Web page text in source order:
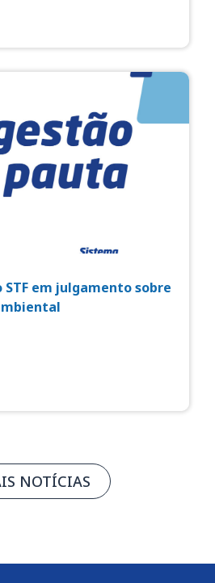
STF em julgamento sobre
NOTÍCIAS